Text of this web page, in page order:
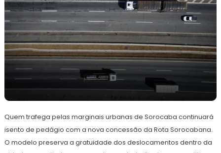
abril
de
Quem trafega pelas marginais urbanas de Sorocaba continuará
isento de pedágio com a nova concessão da Rota Sorocabana.
O modelo preserva a gratuidade dos deslocamentos dentro da